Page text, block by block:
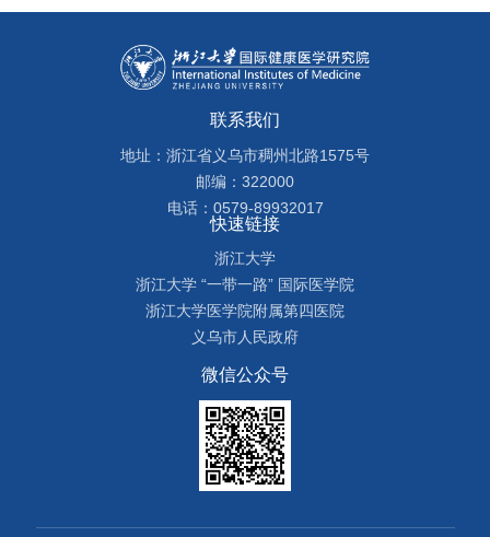
联系我们
地址：浙江省义乌市稠州北路1575号
邮编：322000
电话：0579-89932017
快速链接
浙江大学
浙江大学 “一带一路” 国际医学院
浙江大学医学院附属第四医院
义乌市人民政府
微信公众号